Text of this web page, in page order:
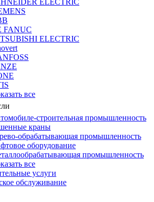
ELECTRIC
FANUC
ELECTRIC
все
строительная промышленность
краны
обрабатывающая промышленность
оборудование
промышленность
все
услуги
обслуживание